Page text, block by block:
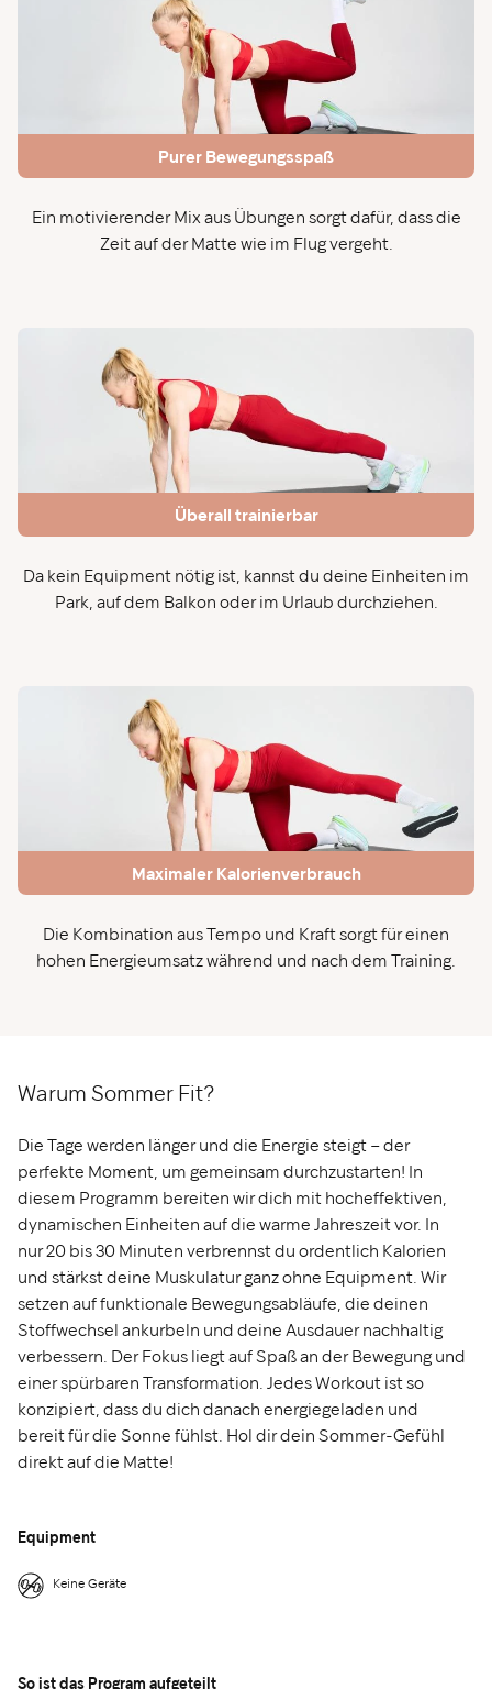
Purer Bewegungsspaß
Ein motivierender Mix aus Übungen sorgt dafür, dass die
Zeit auf der Matte wie im Flug vergeht.
Überall trainierbar
Da kein Equipment nötig ist, kannst du deine Einheiten im
Park, auf dem Balkon oder im Urlaub durchziehen.
Maximaler Kalorienverbrauch
Die Kombination aus Tempo und Kraft sorgt für einen
hohen Energieumsatz während und nach dem Training.
Warum Sommer Fit?
Die Tage werden länger und die Energie steigt – der
perfekte Moment, um gemeinsam durchzustarten! In
diesem Programm bereiten wir dich mit hocheffektiven,
dynamischen Einheiten auf die warme Jahreszeit vor. In
nur 20 bis 30 Minuten verbrennst du ordentlich Kalorien
und stärkst deine Muskulatur ganz ohne Equipment. Wir
setzen auf funktionale Bewegungsabläufe, die deinen
Stoffwechsel ankurbeln und deine Ausdauer nachhaltig
verbessern. Der Fokus liegt auf Spaß an der Bewegung und
einer spürbaren Transformation. Jedes Workout ist so
konzipiert, dass du dich danach energiegeladen und
bereit für die Sonne fühlst. Hol dir dein Sommer-Gefühl
direkt auf die Matte!
Equipment
Keine Geräte
So ist das Program aufgeteilt